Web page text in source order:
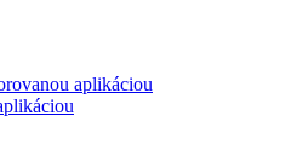
aplikáciou